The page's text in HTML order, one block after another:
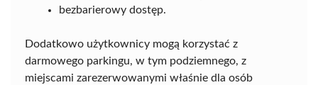
bezbarierowy dostęp.
Dodatkowo użytkownicy mogą korzystać z
darmowego parkingu, w tym podziemnego, z
miejscami zarezerwowanymi właśnie dla osób